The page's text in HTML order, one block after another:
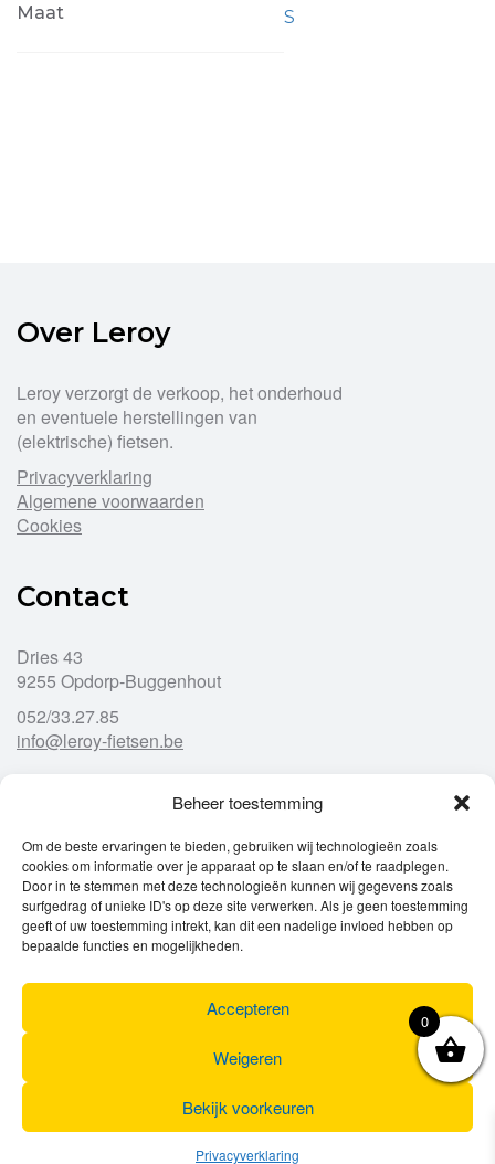
Beheer toestemming
Om de beste ervaringen te bieden, gebruiken wij technologieën zoals
cookies om informatie over je apparaat op te slaan en/of te raadplegen.
Door in te stemmen met deze technologieën kunnen wij gegevens zoals
surfgedrag of unieke ID's op deze site verwerken. Als je geen toestemming
geeft of uw toestemming intrekt, kan dit een nadelige invloed hebben op
bepaalde functies en mogelijkheden.
Accepteren
Weigeren
Bekijk voorkeuren
Privacyverklaring
Maat S
Over Leroy
Leroy verzorgt de verkoop, het onderhoud
en eventuele herstellingen van
(elektrische) fietsen.
Privacyverklaring
Algemene voorwaarden
Cookies
Contact
Dries 43
9255 Opdorp-Buggenhout
052/33.27.85
info@leroy-fietsen.be
Openingsuren
Ma
gesloten
Di
9u – 12u
13u – 18u00
Wo
9u – 12u
13u – 18u00
Do
9u – 12u
13u – 18u00
Za
0